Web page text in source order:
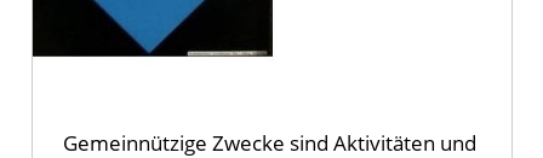
Gemeinnützige Zwecke sind Aktivitäten und